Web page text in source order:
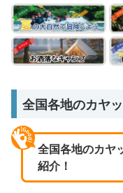
全国各地のカヤッ
全国各地のカヤ
紹介！